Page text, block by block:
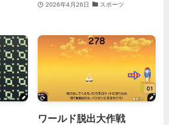
2026年4月26日 スポーツ
ワールド脱出大作戦